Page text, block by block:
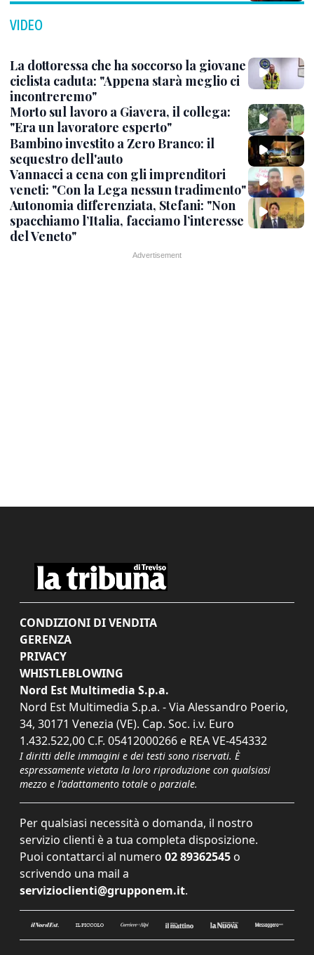
VIDEO
La dottoressa che ha soccorso la giovane
ciclista caduta: "Appena starà meglio ci
incontreremo"
Morto sul lavoro a Giavera, il collega:
"Era un lavoratore esperto"
Bambino investito a Zero Branco: il
sequestro dell'auto
Vannacci a cena con gli imprenditori
veneti: "Con la Lega nessun tradimento"
Autonomia differenziata, Stefani: "Non
spacchiamo l’Italia, facciamo l’interesse
del Veneto"
CONDIZIONI DI VENDITA
GERENZA
PRIVACY
WHISTLEBLOWING
Nord Est Multimedia S.p.a.
Nord Est Multimedia S.p.a. - Via Alessandro Poerio,
34, 30171 Venezia (VE). Cap. Soc. i.v. Euro
1.432.522,00 C.F. 05412000266 e REA VE-454332
I diritti delle immagini e dei testi sono riservati. È
espressamente vietata la loro riproduzione con qualsiasi
mezzo e l'adattamento totale o parziale.
Per qualsiasi necessità o domanda, il nostro
servizio clienti è a tua completa disposizione.
Puoi contattarci al numero 02 89362545 o
scrivendo una mail a
servizioclienti@grupponem.it.